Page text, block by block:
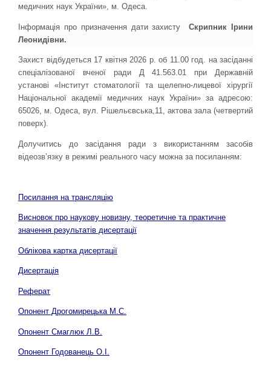
медичних наук України», м. Одеса.
Інформація про призначення дати захисту
Скрипник Ірини
Леонидівни.
Захист відбудеться 17 квітня 2026 р. об 11.00 год. на засiданнi
спецiалiзованої вченої ради Д 41.563.01 при Державній
установі «Інститут стоматології та щелепно-лицевої хірургії
Національної академії медичних наук України» за адресою:
65026, м. Одеса, вул. Рішельєвська,11, актова зала (четвертий
поверх).
Долучитись до засідання ради з використанням засобів
відеозв’язку в режимі реального часу можна за посиланням:
Посилання на трансляцію
Висновок про наукову новизну, теоретичне та практичне
значення результатів дисертації
Облікова картка дисертації
Дисертація
Реферат
Опонент Дрогомирецька М.С.
Опонент Смаглюк Л.В.
Опонент Годованець О.І.